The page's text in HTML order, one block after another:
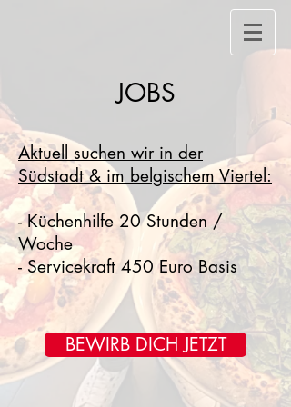
JOBS
Aktuell suchen wir in der
Südstadt & im belgischem Viertel:
- Küchenhilfe 20 Stunden /
Woche
- Servicekraft 450 Euro Basis
BEWIRB DICH JETZT